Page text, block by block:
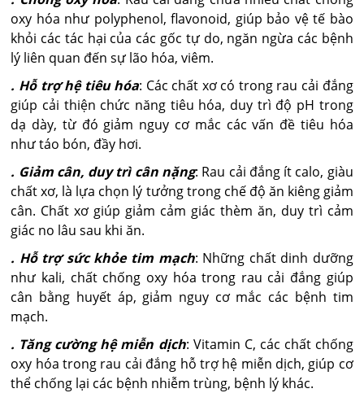
oxy hóa như polyphenol, flavonoid, giúp bảo vệ tế bào
khỏi các tác hại của các gốc tự do, ngăn ngừa các bệnh
lý liên quan đến sự lão hóa, viêm.
. Hỗ trợ hệ tiêu hóa: Các chất xơ có trong rau cải đắng
giúp cải thiện chức năng tiêu hóa, duy trì độ pH trong
dạ dày, từ đó giảm nguy cơ mắc các vấn đề tiêu hóa
như táo bón, đầy hơi.
. Giảm cân, duy trì cân nặng: Rau cải đắng ít calo, giàu
chất xơ, là lựa chọn lý tưởng trong chế độ ăn kiêng giảm
cân. Chất xơ giúp giảm cảm giác thèm ăn, duy trì cảm
giác no lâu sau khi ăn.
. Hỗ trợ sức khỏe tim mạch: Những chất dinh dưỡng
như kali, chất chống oxy hóa trong rau cải đắng giúp
cân bằng huyết áp, giảm nguy cơ mắc các bệnh tim
mạch.
. Tăng cường hệ miễn dịch: Vitamin C, các chất chống
oxy hóa trong rau cải đắng hỗ trợ hệ miễn dịch, giúp cơ
thể chống lại các bệnh nhiễm trùng, bệnh lý khác.